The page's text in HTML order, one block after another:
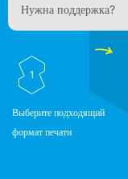
Нужна поддержка?
1
Выберите подходящий
формат печати